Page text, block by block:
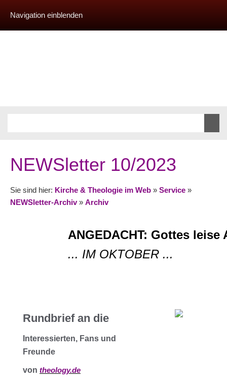
Navigation einblenden
NEWSletter 10/2023
Sie sind hier: Kirche & Theologie im Web » Service »
NEWSletter-Archiv» Archiv
ANGEDACHT: Gottes leise
... IM OKTOBER ...
Rundbrief an die
Interessierten, Fans und
Freunde
von theology.de